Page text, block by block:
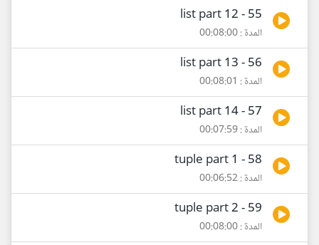
55 - list part 12
المدة : 00:08:00
56 - list part 13
المدة : 00:08:01
57 - list part 14
المدة : 00:07:59
58 - tuple part 1
المدة : 00:06:52
59 - tuple part 2
المدة : 00:08:00